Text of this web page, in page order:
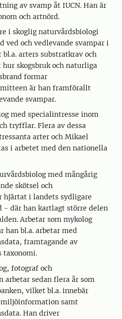
av svamp åt IUCN. Han är
och artnörd.
i skoglig naturvårdsbiologi
ved och vedlevande svampar i
bl.a. arters substratkrav och
skogsbruk och naturliga
formar
är han framförallt
svampar.
med specialintresse inom
tryfflar. Flera av dessa
arter och Mikael
i arbetet med den nationella
med mångårig
skötsel och
hjärtat i landets sydligare
där han kartlagt större delen
Arbetar som mykolog
han bl.a. arbetar med
framtagande av
taxonomi.
fotograf och
arbetar sedan flera år som
vilket bl.a. innebär
samt
Han driver